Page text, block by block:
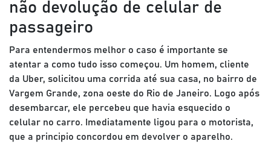
não devolução de celular de
passageiro
Para entendermos melhor o caso é importante se
atentar a como tudo isso começou. Um homem, cliente
da Uber, solicitou uma corrida até sua casa, no bairro de
Vargem Grande, zona oeste do Rio de Janeiro. Logo após
desembarcar, ele percebeu que havia esquecido o
celular no carro. Imediatamente ligou para o motorista,
que a principio concordou em devolver o aparelho.